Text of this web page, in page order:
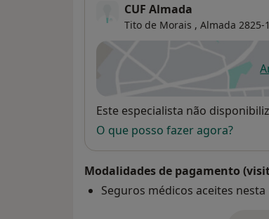
CUF Almada
Tito de Morais , Almada 2825-
Disponibilidade
Este especialista não
O que posso fazer agora?
Modalidades de pagamento
Seguros médicos aceites